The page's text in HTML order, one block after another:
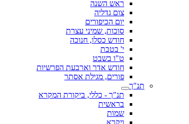
ראש השנה
צום גדליה
יום הכיפורים
סוכות, שמיני עצרת
חודש כסלו, חנוכה
י' בטבת
ט"ו בשבט
חודש אדר וארבעת הפרשיות
פורים, מגילת אסתר
תנ"ך
תנ"ך - כללי, ביקורת המקרא
בראשית
שמות
ויקרא